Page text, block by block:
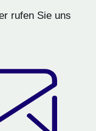
rufen Sie uns